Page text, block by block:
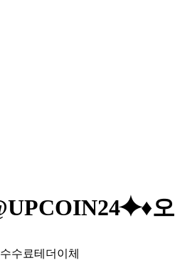
수료테더이체